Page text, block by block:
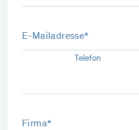
E-Mailadresse*
Telefon
Firma*